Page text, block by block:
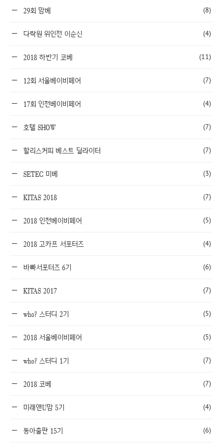
29회 맘베 (8)
다락원 위인전 이순신 (4)
2018 하반기 코베 (11)
12회 서울베이비페어 (7)
17회 인천베이비페어 (4)
호텔 SHOW (7)
할리스커피 베스트 딜라이터 (7)
SETEC 미베 (3)
KITAS 2018 (7)
2018 인천베이비페어 (5)
2018 고카프 서포터즈 (4)
바빠서포터즈 6기 (6)
KITAS 2017 (7)
who? 스터디 2기 (5)
2018 서울베이비페어 (5)
who? 스터디 1기 (7)
2018 코베 (7)
미래앤U맘 5기 (4)
동아출판 15기 (6)